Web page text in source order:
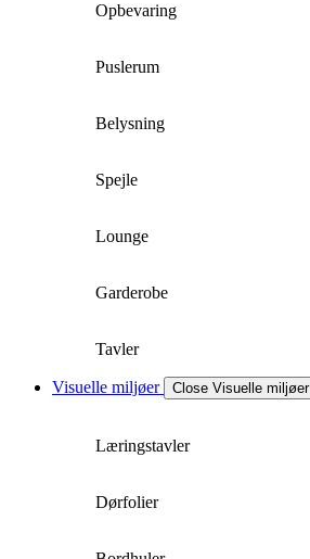
Opbevaring
Puslerum
Belysning
Spejle
Lounge
Garderobe
Tavler
Visuelle miljøer Close Visuelle miljøer
Læringstavler
Dørfolier